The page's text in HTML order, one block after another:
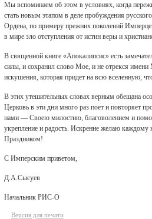
Мы вспоминаем об этом в условиях, когда
стать новым этапом в деле пробуждения
Ордена, по примеру прежних поколений
в мире зло отступления от истин веры и
В священной книге «Апокалипсис» есть
силы, и сохранил слово Мое, и не отрекся
искушения, которая придет на всю вселенную,
В этих утешительных словах верным обещана
Церковь в эти дни много раз поет и повторяет
нами — Своею милостию, благоволением и
укрепление и радость. Искренне желаю
Праздником!
С Имперским приветом,
Д.А.Сысуев
Начальник РИС-О
Версия для печати